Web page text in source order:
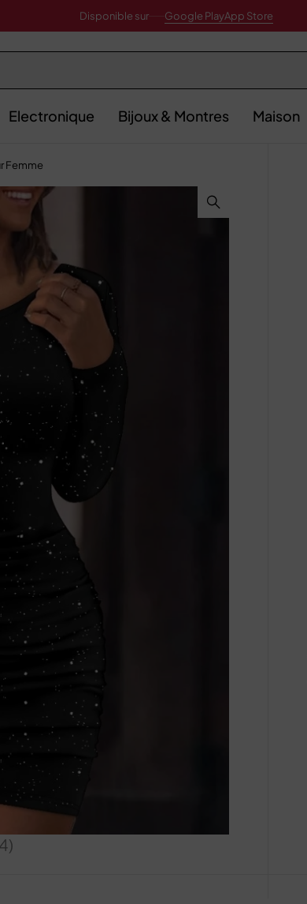
Disponible sur Google PlayApp Store
Electronique Bijoux & Montres Maison
Femme